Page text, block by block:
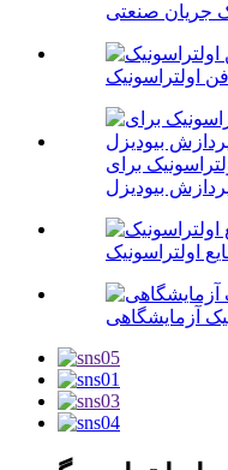
جریان صنعتی
اولتراسونیک
برای
بیودیزل
اولتراسونیک
آزمایشگاهی